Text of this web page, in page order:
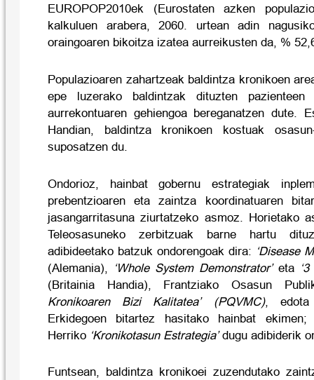
EUROPOP2010ek (Eurostaten azken
kalkuluen arabera, 2060. urtean adin
oraingoaren bikoitza izatea aurreikusten da, %
Populazioaren zahartzeak baldintza kronikoen
epe luzerako baldintzak dituzten pazienteen
aurrekontuaren gehiengoa bereganatzen dute.
Handian, baldintza kronikoen kostuak
suposatzen du.
Ondorioz, hainbat gobernu estrategiak
prebentzioaren eta zaintza koordinatuaren
jasangarritasuna ziurtatzeko asmoz. Horietako
Teleosasuneko zerbitzuak barne hartu
adibideetako batzuk ondorengoak dira: ‘Disease
(Alemania),
‘Whole System Demonstrator’eta
(Britainia Handia), Frantziako Osasun
Kronikoaren Bizi Kalitatea’ (PQVMC), edota
Erkidegoen bitartez hasitako hainbat
Herriko ‘Kronikotasun Estrategia’dugu adibiderik
Funtsean, baldintza kronikoei zuzendutako